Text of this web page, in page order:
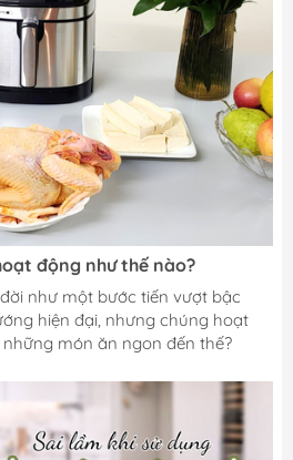
động như thế nào?
như một bước tiến vượt bậc
hiện đại, nhưng chúng hoạt
món ăn ngon đến thế?